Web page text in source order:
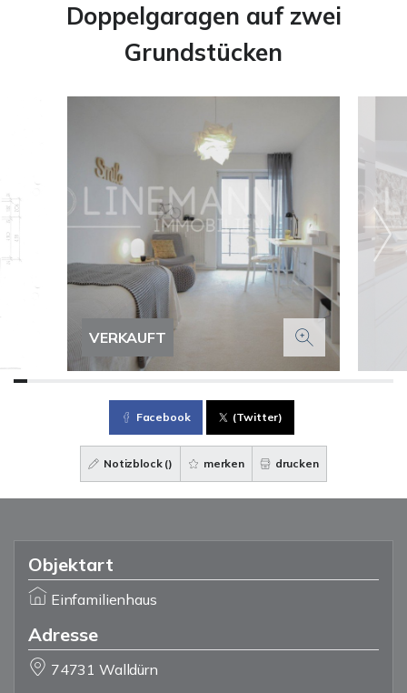
Doppelgaragen auf zwei
Grundstücken
VERKAUFT
Facebook (Twitter)
Notizblock () merken drucken
Objektart
Einfamilienhaus
Adresse
74731 Walldürn